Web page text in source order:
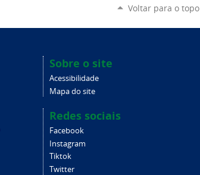
Voltar para o topo
Sobre o site
Acessibilidade
Mapa do site
Redes sociais
Facebook
Instagram
Tiktok
Twitter